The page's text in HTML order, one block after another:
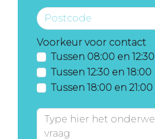
Voorkeur voor contact
Tussen 08:00 en 12:30
Tussen 12:30 en 18:00
Tussen 18:00 en 21:00